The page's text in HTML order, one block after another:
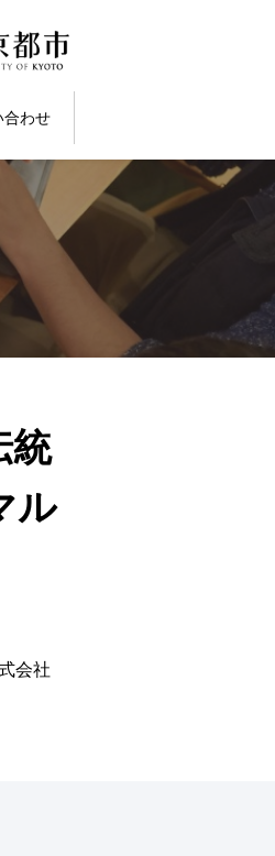
合わせ
統
ル
会社